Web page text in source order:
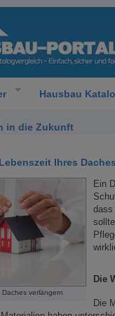
Hausbau
in die Zukunft
Ihres
verlängern
Ein
dass
Die
Die